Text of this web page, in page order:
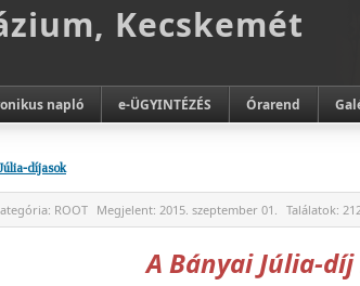
Kecskemét
napló e-ÜGYINTÉZÉS Órarend
díjasok
ROOT Megjelent: 2015. szeptember 01. Találatok:
A Bányai Júlia-